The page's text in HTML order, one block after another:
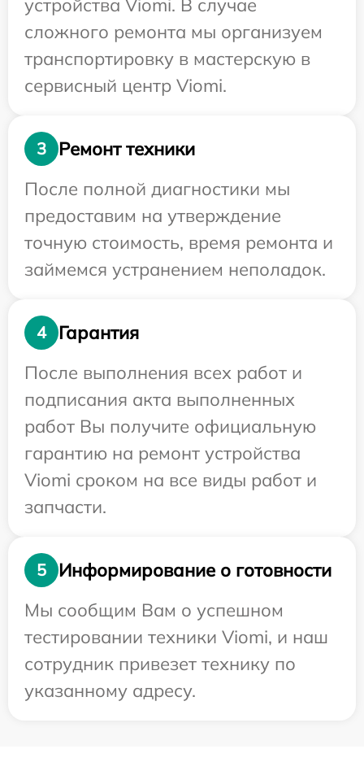
устройства Viomi. В случае
сложного ремонта мы организуем
транспортировку в мастерскую в
сервисный центр Viomi.
3
Ремонт техники
После полной диагностики мы
предоставим на утверждение
точную стоимость, время ремонта и
займемся устранением неполадок.
4
Гарантия
После выполнения всех работ и
подписания акта выполненных
работ Вы получите официальную
гарантию на ремонт устройства
Viomi сроком на все виды работ и
запчасти.
5
Информирование о готовности
Мы сообщим Вам о успешном
тестировании техники Viomi, и наш
сотрудник привезет технику по
указанному адресу.